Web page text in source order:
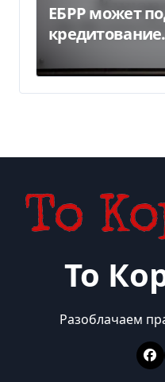
ЕБРР может
кредитование
300 млн евро
То
Разоблачаем